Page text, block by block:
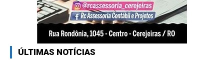
ÚLTIMAS NOTÍCIAS